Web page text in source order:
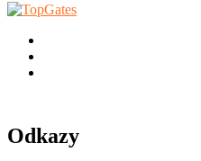
Odkazy